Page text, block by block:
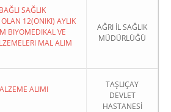
SAĞLIK
12(ONIKI) AYLIK
BIYOMEDIKAL VE
MAL ALIM
AĞRI İL SAĞLIK
MÜDÜRLÜĞÜ
ALIMI
TAŞLIÇAY
DEVLET
HASTANESİ